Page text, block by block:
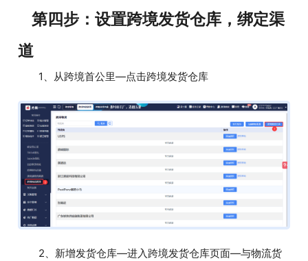
第四步：设置跨境发货仓库，绑定渠
道
1、从跨境首公里—点击跨境发货仓库
2、新增发货仓库—进入跨境发货仓库页面—与物流货